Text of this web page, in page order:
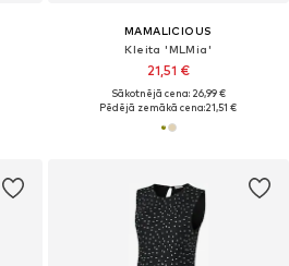
MAMALICIOUS
Kleita 'MLMia'
21,51 €
Sākotnējā cena: 26,99 €
Pēdējā zemākā cena:21,51 €